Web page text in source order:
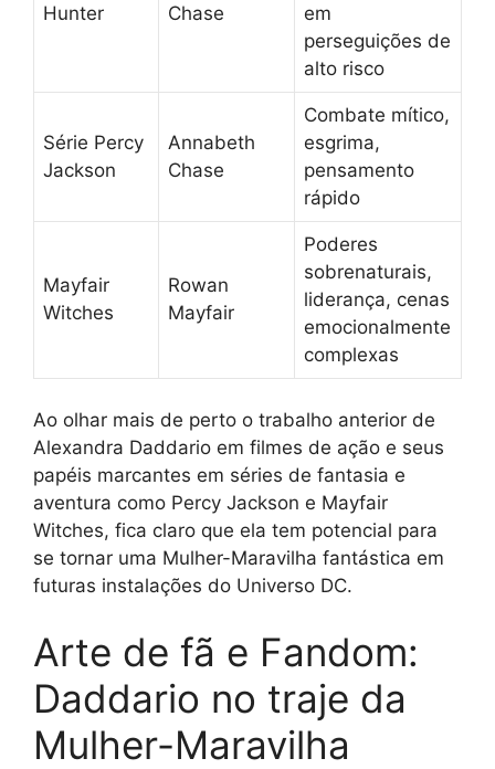
Hunter
Chase
em
perseguições de
alto risco
Série Percy
Jackson
Annabeth
Chase
Combate mítico,
esgrima,
pensamento
rápido
Mayfair
Witches
Rowan
Mayfair
Poderes
sobrenaturais,
liderança, cenas
emocionalmente
complexas
Ao olhar mais de perto o trabalho anterior de
Alexandra Daddario em filmes de ação e seus
papéis marcantes em séries de fantasia e
aventura como Percy Jackson e Mayfair
Witches, fica claro que ela tem potencial para
se tornar uma Mulher-Maravilha fantástica em
futuras instalações do Universo DC.
Arte de fã e Fandom:
Daddario no traje da
Mulher-Maravilha